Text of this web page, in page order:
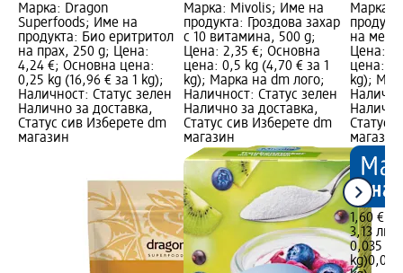
Марка: Dragon
Superfoods; Име на
продукта: Био еритритол
на прах, 250 g; Цена:
4,24 €; Основна цена:
0,25 kg (16,96 € за 1 kg);
Наличност: Статус зелен
Налично за доставка,
Статус сив Изберете dm
магазин
Марка: Mivolis; Име на
продукта: Гроздова захар
с 10 витамина, 500 g;
Цена: 2,35 €; Основна
цена: 0,5 kg (4,70 € за 1
kg); Марка на dm лого;
Наличност: Статус зелен
Налично за доставка,
Статус сив Изберете dm
магазин
Марка:
на
Цена:
цена:
kg);
Статус
магазин
1,60 €
3,13 лв.
0,035 kg
kg)0,035